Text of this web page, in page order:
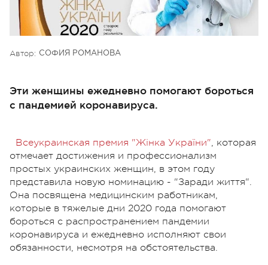
Автор: СОФИЯ РОМАНОВА
Эти женщины ежедневно помогают бороться
с пандемией коронавируса.
Всеукраинская премия "Жінка України", которая
отмечает достижения и профессионализм
простых украинских женщин, в этом году
представила новую номинацию - "Заради життя".
Она посвящена медицинским работникам,
которые в тяжелые дни 2020 года помогают
бороться с распространением пандемии
коронавируса и ежедневно исполняют свои
обязанности, несмотря на обстоятельства.